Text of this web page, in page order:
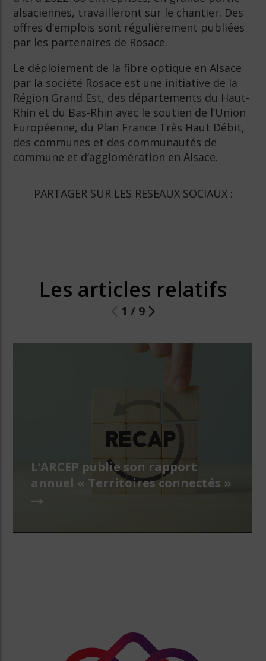
alsaciennes, travailleront sur le chantier. Des
offres d’emplois sont régulièrement publiées
par les partenaires de Rosace.
Le déploiement de la fibre optique en Alsace
par la société Rosace est une initiative de la
Région Grand Est, des départements du Haut-
Rhin et du Bas-Rhin avec le soutien de l’Union
Européenne, du Plan France Très Haut Débit,
des communes et des communautés de
commune et d’agglomération en Alsace.
PARTAGER SUR LES RESEAUX SOCIAUX :
Les articles relatifs
1 / 9
L’ARCEP publie son rapport
annuel « Territoires connectés »